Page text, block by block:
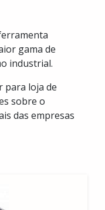
gama de
industrial.
para loja de
sobre o
das empresas